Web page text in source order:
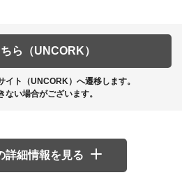
ら（UNCORK）
ト（UNCORK）へ遷移します。
い場合がございます。
詳細情報を見る